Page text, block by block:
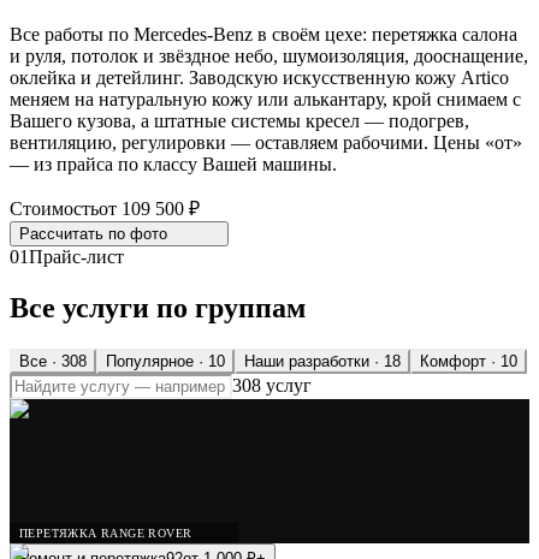
Все работы по Mercedes-Benz в своём цехе: перетяжка салона
и руля, потолок и звёздное небо, шумоизоляция, дооснащение,
оклейка и детейлинг. Заводскую искусственную кожу Artico
меняем на натуральную кожу или алькантару, крой снимаем с
Вашего кузова, а штатные системы кресел — подогрев,
вентиляцию, регулировки — оставляем рабочими. Цены «от»
— из прайса по классу Вашей машины.
Стоимостьот 109 500 ₽
Рассчитать по фото
01Прайс-лист
Все услуги по группам
Все · 308 Популярное · 10 Наши разработки · 18 Комфорт · 10
308 услуг
ПЕРЕТЯЖКА RANGE ROVER